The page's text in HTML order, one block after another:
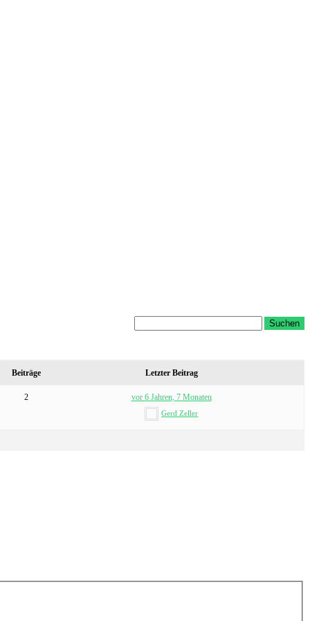
Beiträge Letzter Beitrag
2 vor 6 Jahren, 7 Monaten
Gerd Zeller